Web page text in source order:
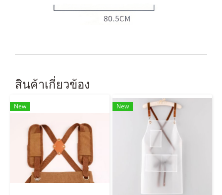
สินค้าเกี่ยวข้อง
New New